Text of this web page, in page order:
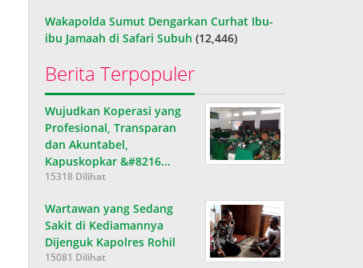
Wakapolda Sumut Dengarkan Curhat Ibu-
ibu Jamaah di Safari Subuh (12,446)
Berita Terpopuler
Wujudkan Koperasi yang
Profesional, Transparan
dan Akuntabel,
Kapuskopkar &#8216…
15318 Dilihat
Wartawan yang Sedang
Sakit di Kediamannya
Dijenguk Kapolres Rohil
15081 Dilihat